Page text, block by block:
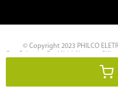
© Copyright 2023 PHILCO